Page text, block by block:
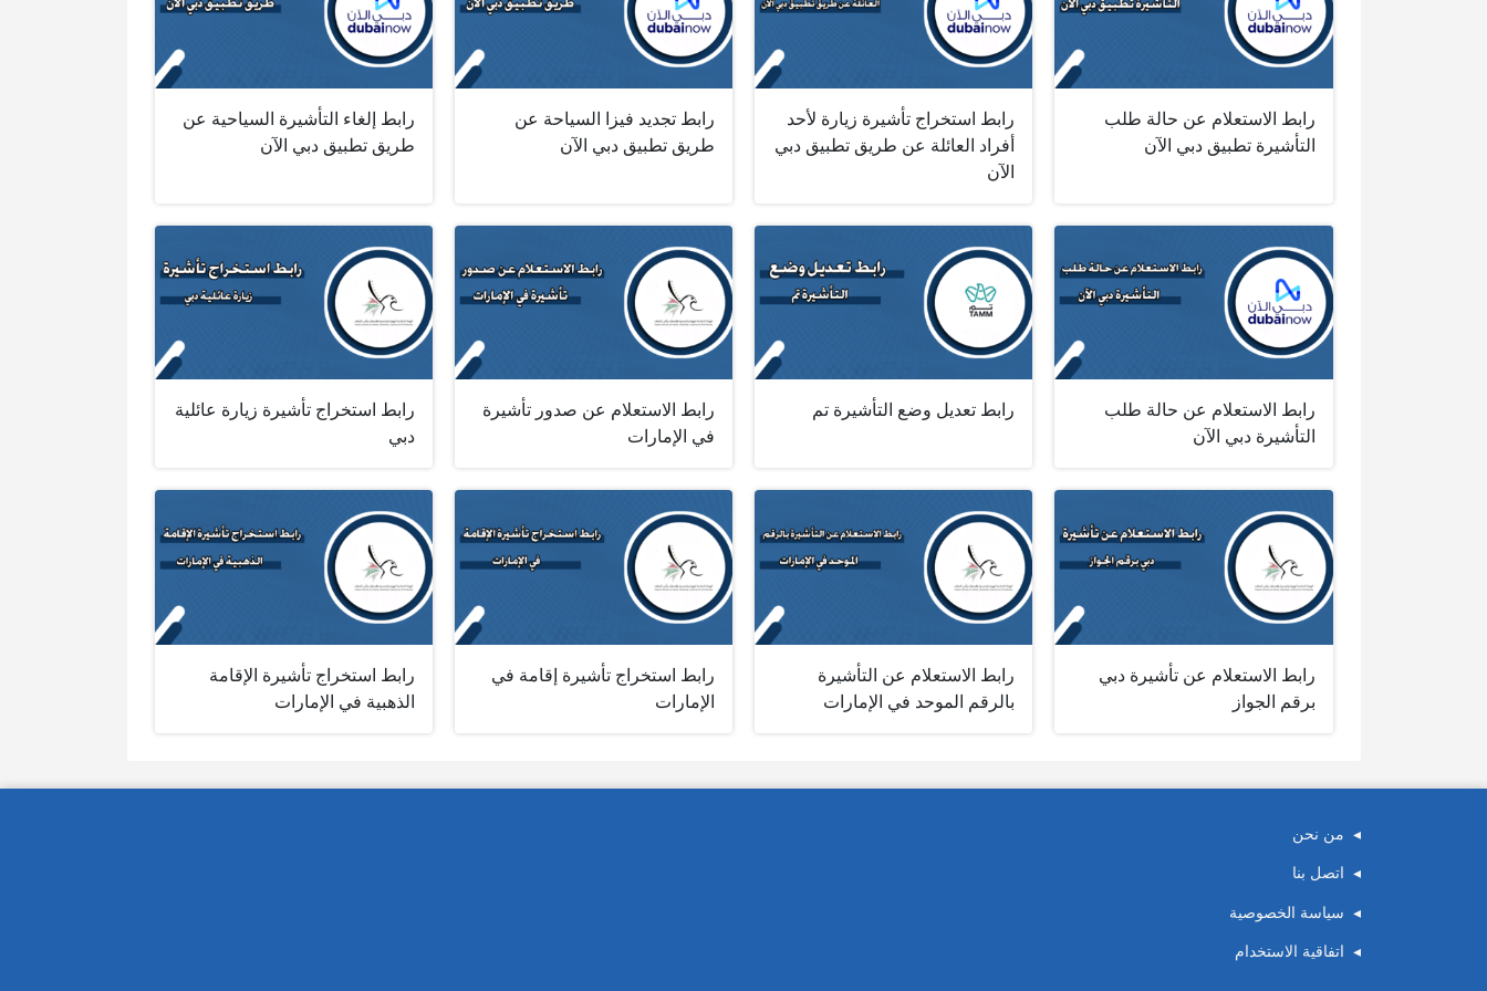
رابط الاستعلام عن حالة طلب
التأشيرة تطبيق دبي الآن
رابط استخراج تأشيرة زيارة لأحد
أفراد العائلة عن طريق تطبيق دبي
الآن
رابط تجديد فيزا السياحة عن
طريق تطبيق دبي الآن
رابط إلغاء التأشيرة السياحية عن
طريق تطبيق دبي الآن
رابط الاستعلام عن حالة طلب
التأشيرة دبي الآن
رابط تعديل وضع التأشيرة تم
رابط الاستعلام عن صدور تأشيرة
في الإمارات
رابط استخراج تأشيرة زيارة عائلية
دبي
رابط الاستعلام عن تأشيرة دبي
برقم الجواز
رابط الاستعلام عن التأشيرة
بالرقم الموحد في الإمارات
رابط استخراج تأشيرة إقامة في
الإمارات
رابط استخراج تأشيرة الإقامة
الذهبية في الإمارات
من نحن
اتصل بنا
سياسة الخصوصية
اتفاقية الاستخدام